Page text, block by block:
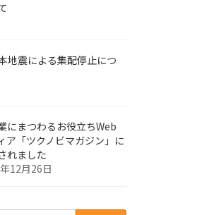
地震による集配停止につ
にまつわるお役立ちWeb
ア「ツクノビマガジン」に
れました
12月26日